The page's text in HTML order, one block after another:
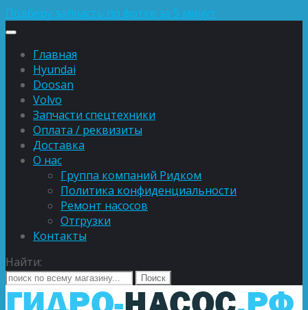
Подберу запчасть по фотке за 5 минут
Главная
Hyundai
Doosan
Volvo
Запчасти спецтехники
Оплата / реквизиты
Доставка
О нас
Группа компаний Ридком
Политика конфиденциальности
Ремонт насосов
Отгрузки
Контакты
Найти: